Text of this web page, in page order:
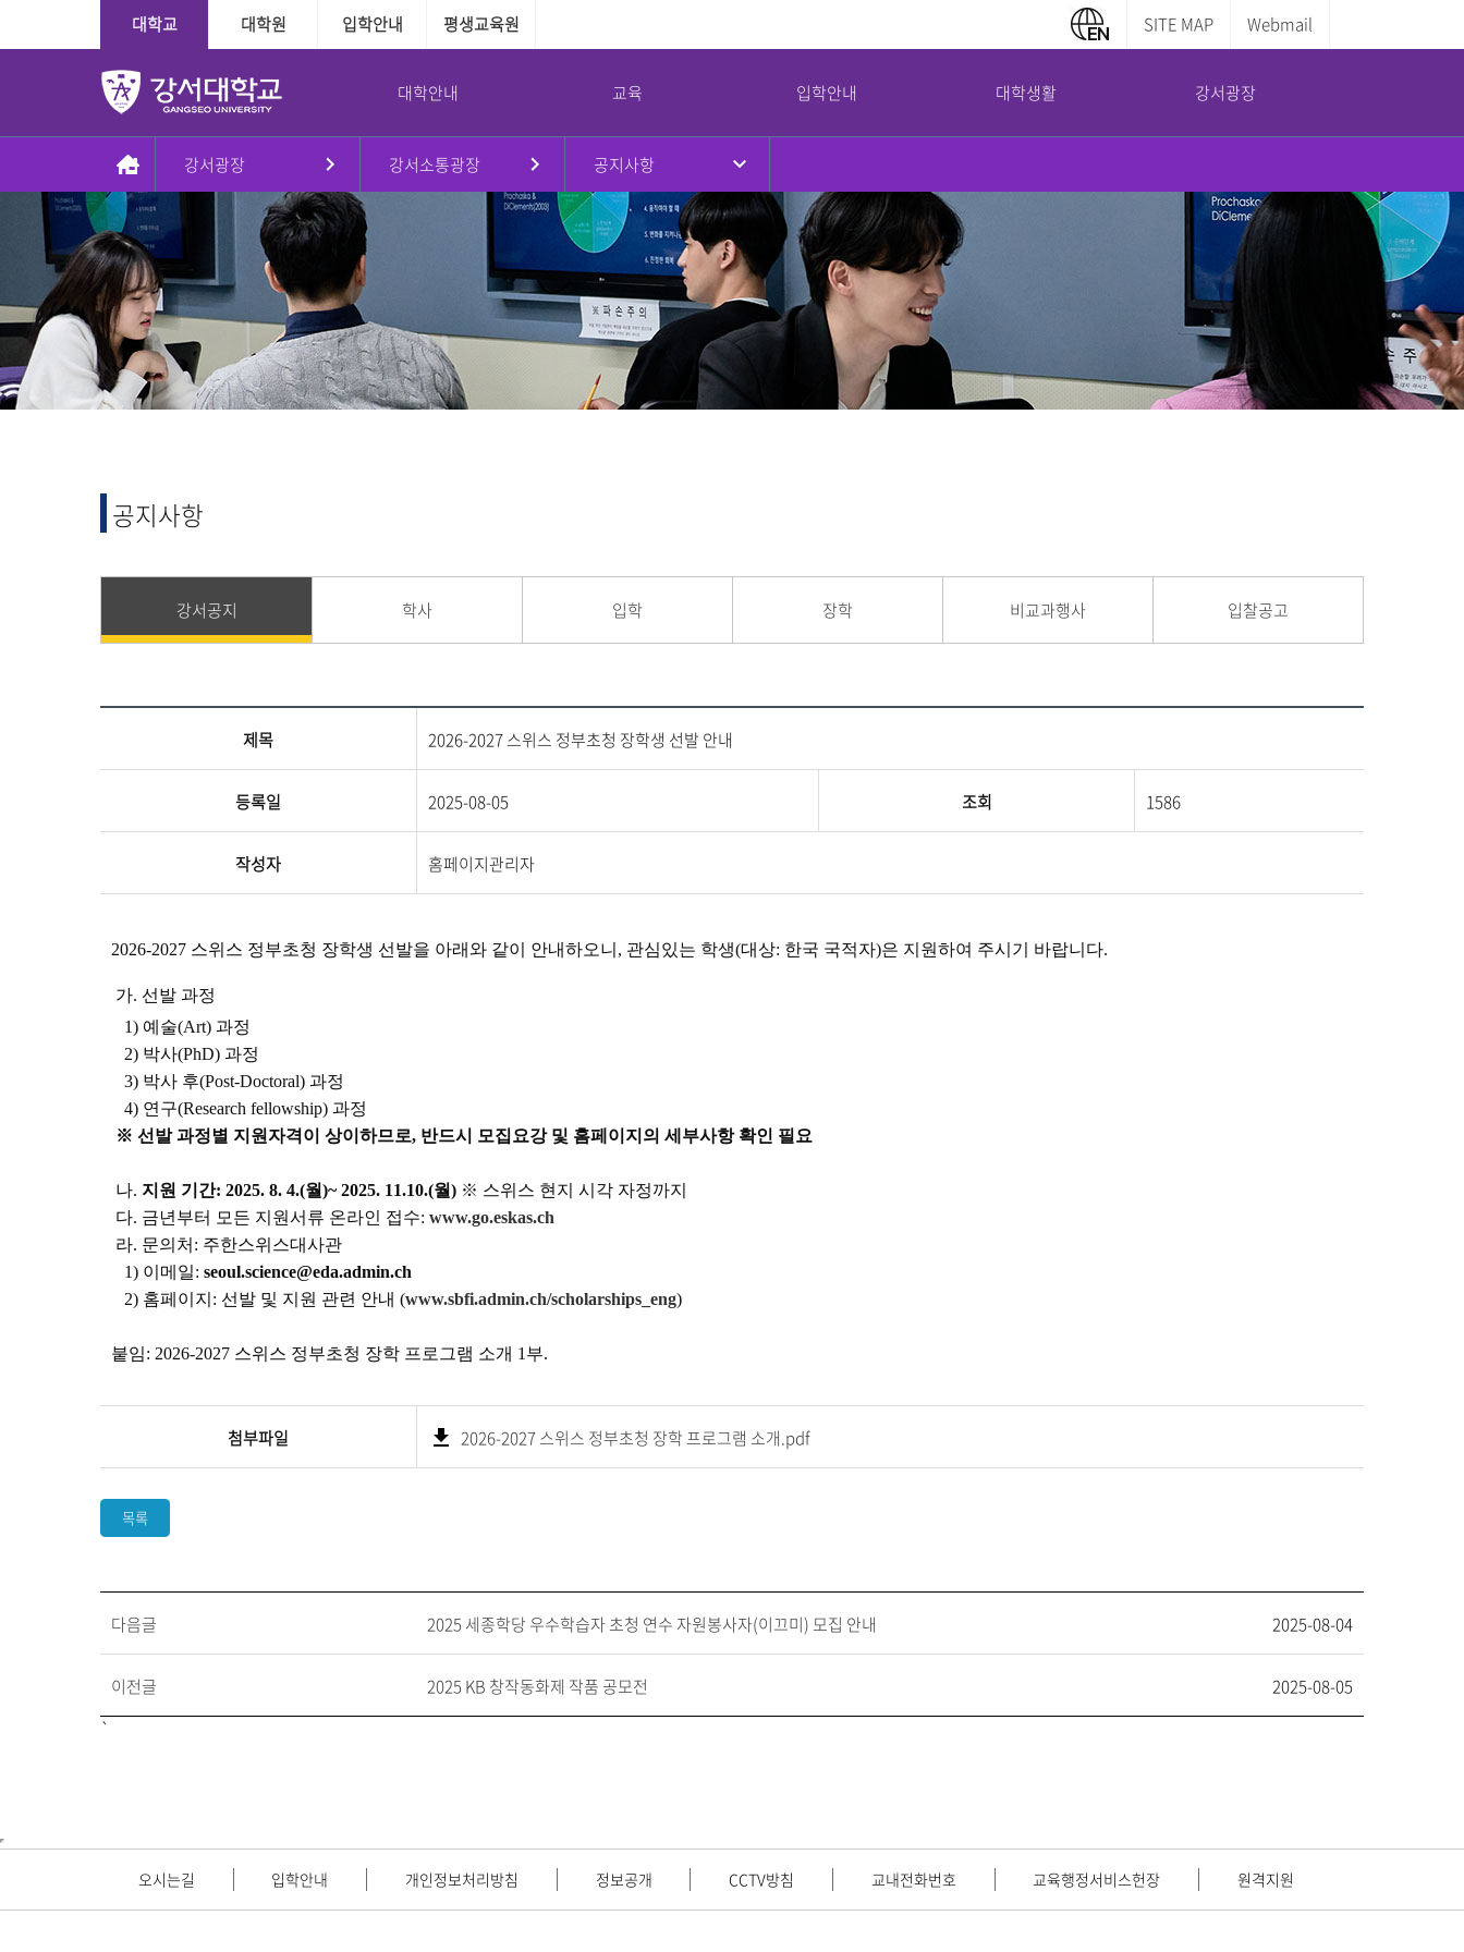
대학교 대학원 입학안내 평생교육원 SITE MAP Webmail
대학안내
인사말
동정
Message & Prayer
강서대학교 비젼
이념
비전2030+체계도
규정
대학요람
임원진
예산 및 결산
이사회회의록
대학평의원회 회의록
감사결과
기부금 현황
연혁
강서대학교 상징
교가
교육
인문·사회계열
신학과
G2빅데이터경영학과
상담심리학과
자연계열
간호학과
식품영양학과
교양교육원
대학원소개
입학안내
교육과정
학사안내
논문심사안내
교수학습지원센터
취창업지원센터
학생상담센터
남북통합지원센터
리더십센터
도서관
교목실
입학안내
수시
정시
재외국민
추가모집
대학생활
다전공제도
학적관련
졸업관련
자격관련
학습경험 인정제도
군 복무경험 인정제도
국제교류프로그램
해외자매대학
교환학생프로그램
병무안내
입영연기 안내
강서광장
학사인트라넷
공지사항
학사일정
대학정보공시
공익제보
서식자료실
NEWS
식단
채용/입찰
강서광장 강서소통광장 공지사항
공지사항
강서공지 학사 입학 장학 비교과행사 입찰공고
제목 2026-2027 스위스 정부초청 장학생 선발 안내
등록일 2025-08-05 조회 1586
작성자 홈페이지관리자
2026-2027 스위스 정부초청 장학생 선발을 아래와 같이 안내하오니, 관심있는 학생(대상: 한국 국적자)은 지원하여 주시기 바랍니다.
가. 선발 과정
1) 예술(Art) 과정
2) 박사(PhD) 과정
3) 박사 후(Post-Doctoral) 과정
4) 연구(Research fellowship) 과정
※ 선발 과정별 지원자격이 상이하므로, 반드시 모집요강 및 홈페이지의 세부사항 확인 필요
나. 지원 기간: 2025. 8. 4.(월)~ 2025. 11.10.(월) ※ 스위스 현지 시각 자정까지
다. 금년부터 모든 지원서류 온라인 접수: www.go.eskas.ch
라. 문의처: 주한스위스대사관
1) 이메일: seoul.science@eda.admin.ch
2) 홈페이지: 선발 및 지원 관련 안내 (www.sbfi.admin.ch/scholarships_eng)
붙임: 2026-2027 스위스 정부초청 장학 프로그램 소개 1부.
첨부파일 2026-2027 스위스 정부초청 장학 프로그램 소개.pdf
목록
다음글 2025 세종학당 우수학습자 초청 연수 자원봉사자(이끄미) 모집 안내 2025-08-04
이전글 2025 KB 창작동화제 작품 공모전
2025-08-05
`
오시는길 입학안내 개인정보처리방침 정보공개 CCTV방침 교내전화번호 교육행정서비스헌장 원격지원